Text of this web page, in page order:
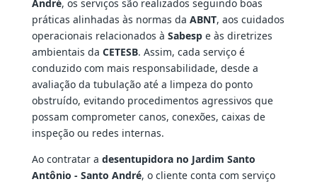
André, os serviços são realizados seguindo boas
práticas alinhadas às normas da ABNT, aos cuidados
operacionais relacionados à Sabespe às diretrizes
ambientais da CETESB. Assim, cada serviço é
conduzido com mais responsabilidade, desde a
avaliação da tubulação até a limpeza do ponto
obstruído, evitando procedimentos agressivos que
possam comprometer canos, conexões, caixas de
inspeção ou redes internas.
Ao contratar a desentupidora no Jardim Santo
Antônio - Santo André, o cliente conta com serviço